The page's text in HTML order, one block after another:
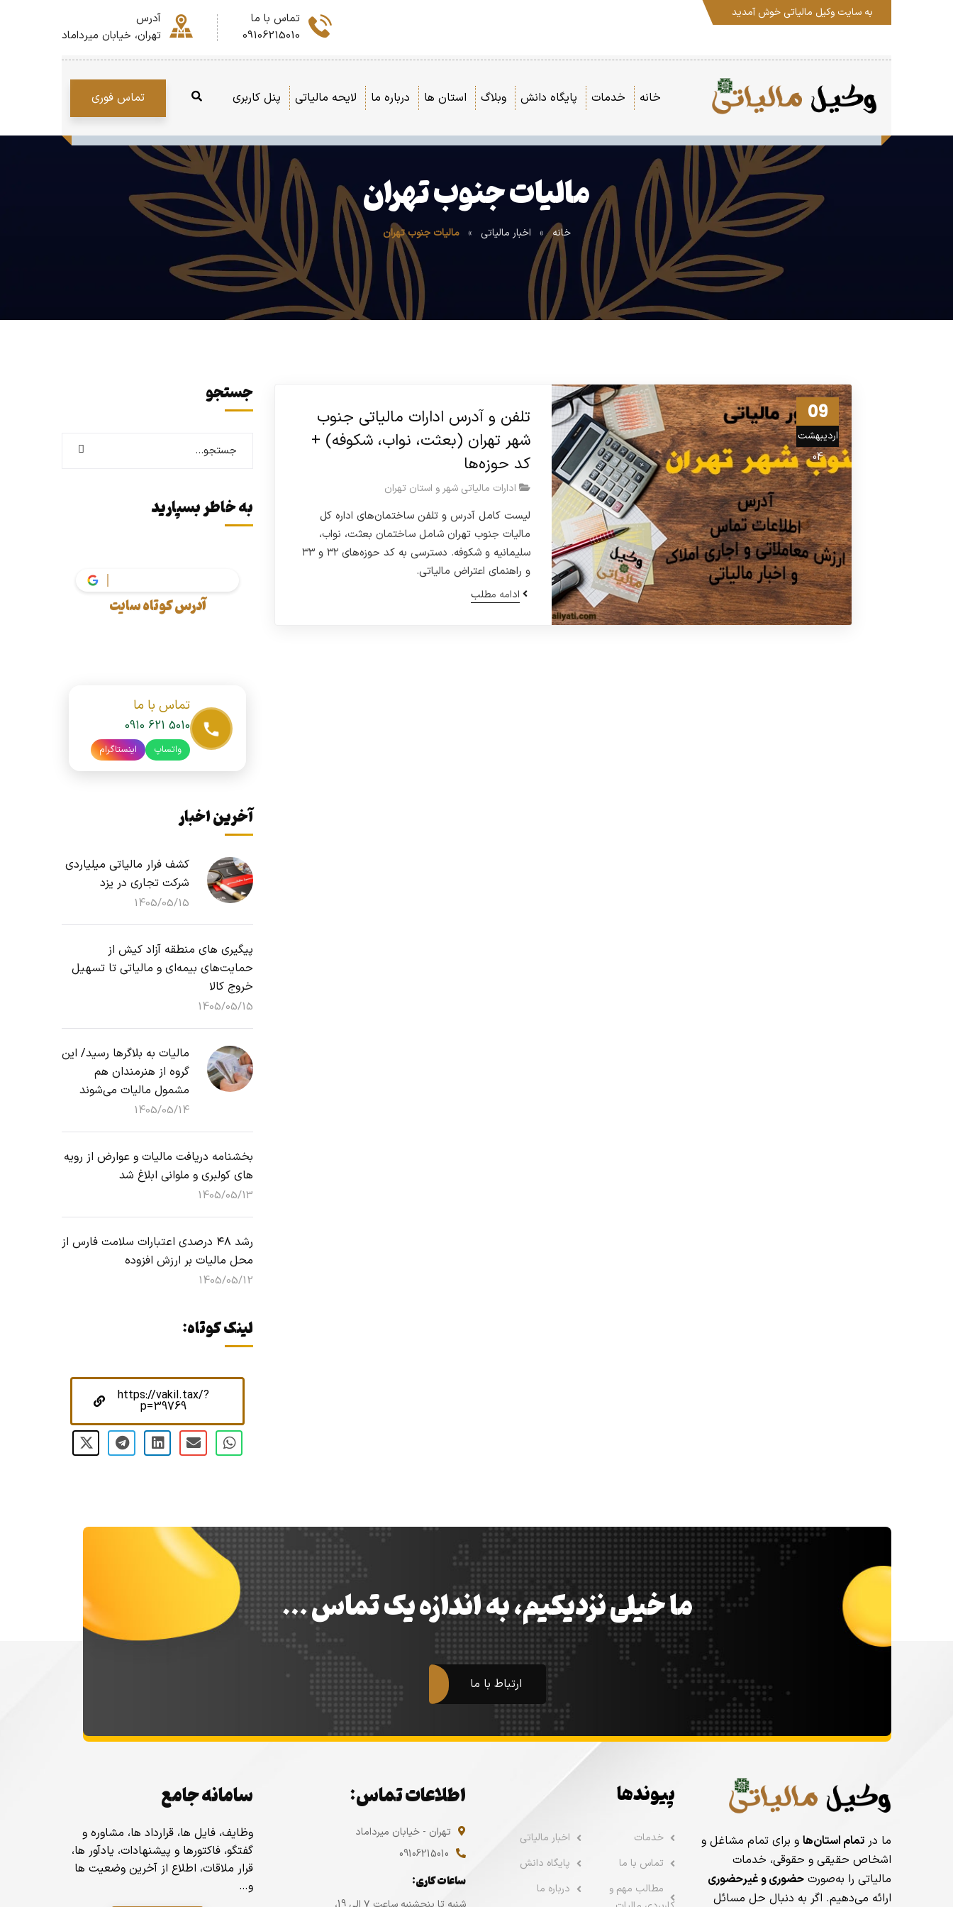
به سایت وکیل مالیاتی خوش آمدید
تماس با ما
09106215010
آدرس
تهران، خیابان میرداماد
خانه خدمات پایگاه دانش وبلاگ استان ها درباره ما لایحه مالیاتی پنل کاربری تماس فوری
مالیات جنوب تهران
خانه » اخبار مالیاتی » مالیات جنوب تهران
09
اردیبهشت
04
تلفن و آدرس ادارات مالیاتی جنوب
شهر تهران (بعثت، نواب، شکوفه) +
کد حوزه‌ها
ادارات مالیاتی شهر و استان تهران
لیست کامل آدرس و تلفن ساختمان‌های اداره کل
مالیات جنوب تهران شامل ساختمان بعثت، نواب،
سلیمانیه و شکوفه. دسترسی به کد حوزه‌های ۳۲ و ۳۳
و راهنمای اعتراض مالیاتی.
ادامه مطلب
جستجو
به خاطر بسپارید
آدرس کوتاه سایت
تماس با ما
0910 621 5010
واتساپ اینستاگرام
آخرین اخبار
کشف فرار مالیاتی میلیاردی
شرکت تجاری در یزد
1405/05/15
پیگیری های منطقه آزاد کیش از
حمایت‌های بیمه‌ای و مالیاتی تا تسهیل
خروج کالا
1405/05/15
مالیات به بلاگرها رسید/ این
گروه از هنرمندان هم
مشمول مالیات می‌شوند
1405/05/14
بخشنامه دریافت مالیات و عوارض از رویه
های کولبری و ملوانی ابلاغ شد
1405/05/13
رشد ۴۸ درصدی اعتبارات سلامت فارس از
محل مالیات بر ارزش افزوده
1405/05/12
لینک کوتاه:
https://vakil.tax/?
p=39769
ما خیلی نزدیکیم، به اندازه یک تماس …
ارتباط با ما
ما در تمام استان‌ها و برای تمام مشاغل و
اشخاص حقیقی و حقوقی، خدمات
مالیاتی را به‌صورت حضوری و غیرحضوری
ارائه می‌دهیم. اگر به دنبال حل مسائل
پیوندها
خدمات
اخبار مالیاتی
تماس با ما
پایگاه دانش
مطالب مهم و
درباره ما
اطلاعات تماس:
تهران - خیابان میرداماد
09106215010
ساعات کاری:
سامانه جامع
وظایف، فایل ها، قرارداد ها، مشاوره و
گفتگو، فاکتورها و پیشنهادات، یادآور ها،
قرار ملاقات، اطلاع از آخرین وضعیت ها
و…